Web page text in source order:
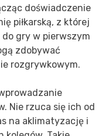
doświadczenie
piłkarską, z której
gry w pierwszym
zdobywać
rozgrywkowym.
Nie rzuca się ich od
na aklimatyzację i